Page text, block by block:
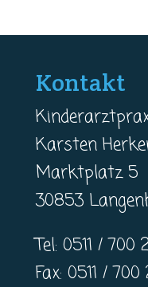
Kontakt
Karsten
Marktplatz 5
30853
Tel: 0511 / 700
Fax: 0511 /